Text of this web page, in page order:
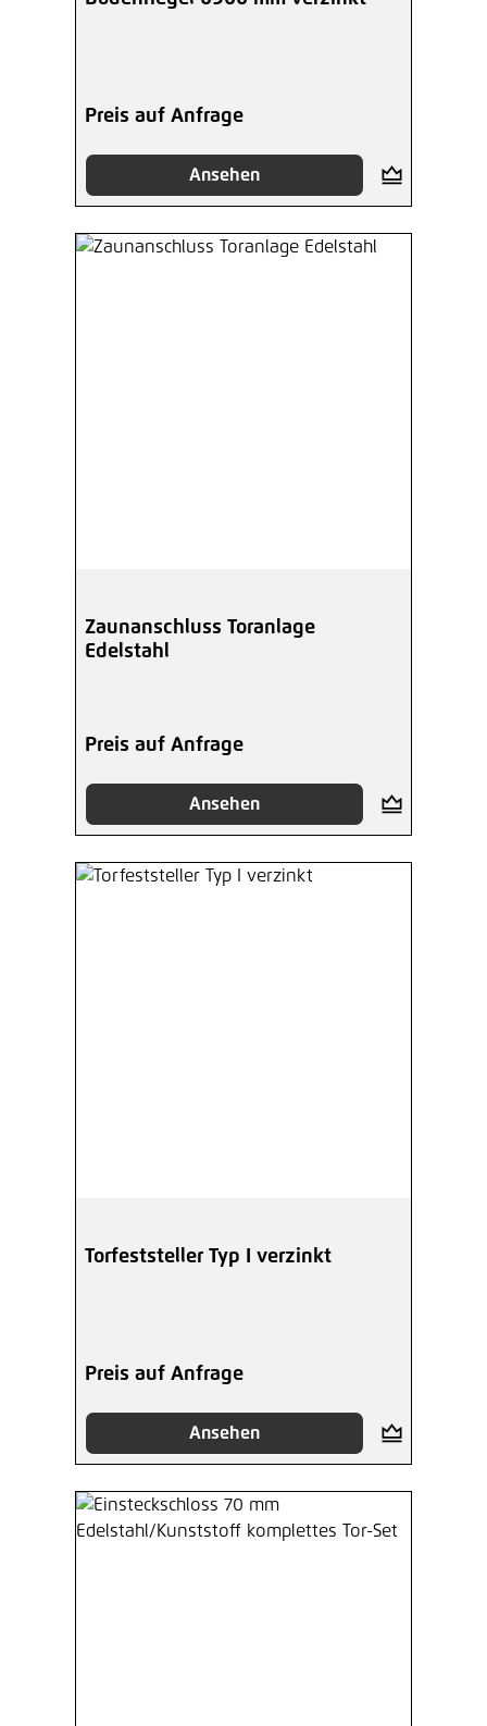
Preis auf Anfrage
Ansehen
Zaunanschluss Toranlage
Edelstahl
Preis auf Anfrage
Ansehen
Torfeststeller Typ I verzinkt
Preis auf Anfrage
Ansehen